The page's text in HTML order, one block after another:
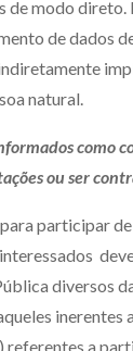
de modo direto.
de dados
natural.
como
ou ser
participar
diversos
inerentes
referentes a